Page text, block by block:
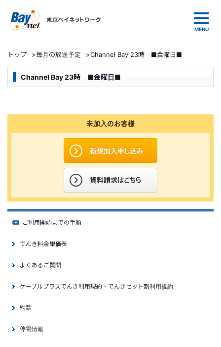
トップ >毎月の放送予定 >Channel Bay 23時 ■金曜日■
Channel Bay 23時 ■金曜日■
未加入のお客様
ご利用開始までの手順
でんき料金単価表
よくあるご質問
ケーブルプラスでんき利用規約・でんきセット割利用規約
約款
停電情報